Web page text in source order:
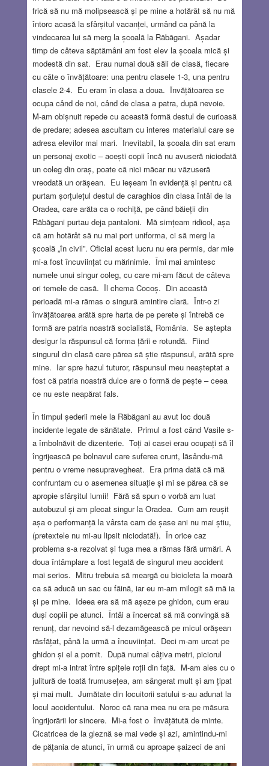
frică să nu mă molipsească și pe mine a hotărât să nu mă
întorc acasă la sfârșitul vacanței, urmând ca până la
vindecarea lui să merg la școală la Răbăgani. Așadar
timp de câteva săptămâni am fost elev la școala mică și
modestă din sat. Erau numai două săli de clasă, fiecare
cu câte o învățătoare: una pentru clasele 1-3, una pentru
clasele 2-4. Eu eram în clasa a doua. Învățătoarea se
ocupa când de noi, când de clasa a patra, după nevoie.
M-am obișnuit repede cu această formă destul de curioasă
de predare; adesea ascultam cu interes materialul care se
adresa elevilor mai mari. Inevitabil, la școala din sat eram
un personaj exotic – acești copii încă nu avuseră niciodată
un coleg din oraș, poate că nici măcar nu văzuseră
vreodată un orășean. Eu ieșeam în evidență și pentru că
purtam șorțulețul destul de caraghios din clasa întâi de la
Oradea, care arăta ca o rochiță, pe când băieții din
Răbăgani purtau deja pantaloni. Mă simțeam ridicol, așa
că am hotărât să nu mai port uniforma, ci să merg la
școală „în civil”. Oficial acest lucru nu era permis, dar mie
mi-a fost încuviințat cu mărinimie. Îmi mai amintesc
numele unui singur coleg, cu care mi-am făcut de câteva
ori temele de casă. Îl chema Cocoș. Din această
perioadă mi-a rămas o singură amintire clară. Într-o zi
învățătoarea arătă spre harta de pe perete și întrebă ce
formă are patria noastră socialistă, România. Se aștepta
desigur la răspunsul că forma țării e rotundă. Fiind
singurul din clasă care părea să știe răspunsul, arătă spre
mine. Iar spre hazul tuturor, răspunsul meu neașteptat a
fost că patria noastră dulce are o formă de pește – ceea
ce nu este neapărat fals.
În timpul șederii mele la Răbăgani au avut loc două
incidente legate de sănătate. Primul a fost când Vasile s-
a îmbolnăvit de dizenterie. Toți ai casei erau ocupați să îl
îngrijească pe bolnavul care suferea crunt, lăsându-mă
pentru o vreme nesupravegheat. Era prima dată că mă
confruntam cu o asemenea situație și mi se părea că se
apropie sfârșitul lumii! Fără să spun o vorbă am luat
autobuzul și am plecat singur la Oradea. Cum am reușit
așa o performanță la vârsta cam de șase ani nu mai știu,
(pretextele nu mi-au lipsit niciodată!). În orice caz
problema s-a rezolvat și fuga mea a rămas fără urmări. A
doua întâmplare a fost legată de singurul meu accident
mai serios. Mitru trebuia să meargă cu bicicleta la moară
ca să aducă un sac cu făină, iar eu m-am milogit să mă ia
și pe mine. Ideea era să mă așeze pe ghidon, cum erau
duși copiii pe atunci. Întâi a încercat să mă convingă să
renunț, dar nevoind să-l dezamăgească pe micul orășean
răsfățat, până la urmă a încuviințat. Deci m-am urcat pe
ghidon și el a pornit. După numai câțiva metri, piciorul
drept mi-a intrat între spițele roții din față. M-am ales cu o
julitură de toată frumusețea, am sângerat mult și am țipat
și mai mult. Jumătate din locuitorii satului s-au adunat la
locul accidentului. Noroc că rana mea nu era pe măsura
îngrijorării lor sincere. Mi-a fost o învățătută de minte.
Cicatricea de la gleznă se mai vede și azi, amintindu-mi
de pățania de atunci, în urmă cu aproape șaizeci de ani